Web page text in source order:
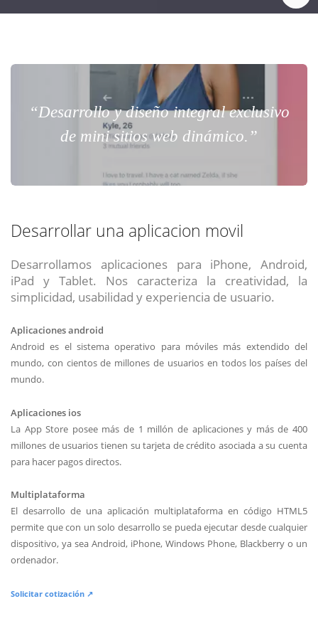
“Desarrollo y diseño integral exclusivo
de mini sitios web dinámico.”
Desarrollar una aplicacion movil
Desarrollamos aplicaciones para iPhone, Android,
iPad y Tablet. Nos caracteriza la creatividad, la
simplicidad, usabilidad y experiencia de usuario.
Aplicaciones android
Android es el sistema operativo para móviles más extendido del
mundo, con cientos de millones de usuarios en todos los países del
mundo.
Aplicaciones ios
La App Store posee más de 1 millón de aplicaciones y más de 400
millones de usuarios tienen su tarjeta de crédito asociada a su cuenta
para hacer pagos directos.
Multiplataforma
El desarrollo de una aplicación multiplataforma en código HTML5
permite que con un solo desarrollo se pueda ejecutar desde cualquier
dispositivo, ya sea Android, iPhone, Windows Phone, Blackberry o un
ordenador.
Solicitar cotización ↗